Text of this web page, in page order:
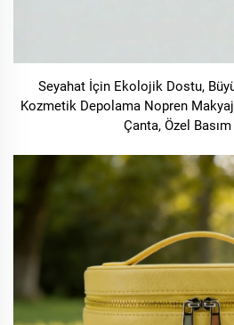
Seyahat İçin Ekolojik Dostu,
Kozmetik Depolama Nopren
Çanta, Özel Basım